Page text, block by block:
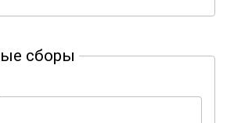
сборы